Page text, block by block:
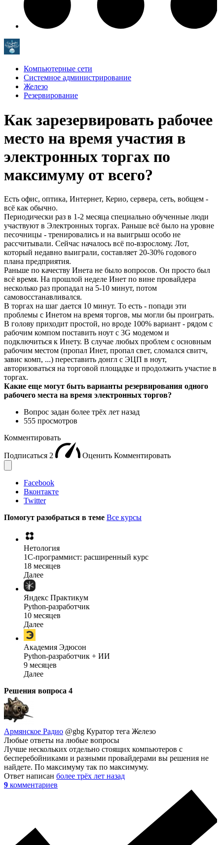
Компьютерные сети
Системное администрирование
Железо
Резервирование
Как зарезервировать рабочее
место на время участия в
электронных торгах по
максимуму от всего?
Есть офис, оптика, Интернет, Керио, сервера, сеть, вобщем -
всё как обычно.
Периодически раз в 1-2 месяца специально обученные люди
участвуют в Электронных торгах. Раньше всё было на уровне
песочницы - тренировались и на выигрыш особо не
рассчитывали. Сейчас началось всё по-взрослому. Лот,
который недавно выиграли, составляет 20-30% годового
плана предприятия.
Раньше по качеству Инета не было вопросов. Он просто был
всё время. На прошлой неделе Инет по вине провайдера
несколько раз пропадал на 5-10 минут, потом
самовосстанавливался.
В торгах на шаг дается 10 минут. То есть - попади эти
проблемы с Инетом на время торгов, мы могли бы проиграть.
В голову приходит простой, но вроде 100% вариант - рядом с
рабочим компом поставить ноут с 3G модемом и
подключиться к Инету. В случае любых проблем с основным
рабочим местом (пропал Инет, пропал свет, сломался свитч,
завис комп, ...) переставить донгл с ЭЦП в ноут,
авторизоваться на торговой площадке и продолжить участие в
торгах.
Какие еще могут быть варианты резервирования одного
рабочего места на время электронных торгов?
Вопрос задан более трёх лет назад
555 просмотров
Комментировать
Подписаться 2 Оценить Комментировать
Facebook
Вконтакте
Twitter
Помогут разобраться в теме Все курсы
Нетология
1C-программист: расширенный курс
18 месяцев
Далее
Яндекс Практикум
Python-разработчик
10 месяцев
Далее
Академия Эдюсон
Python-разработчик + ИИ
9 месяцев
Далее
Решения вопроса 4
Армянское Радио @gbg Куратор тега Железо
Любые ответы на любые вопросы
Лучше нескольких отдельно стоящих компьютеров с
бесперебойниками и разными провайдерами вы решения не
найдете. По максимуму так по максимуму.
Ответ написан более трёх лет назад
9 комментариев